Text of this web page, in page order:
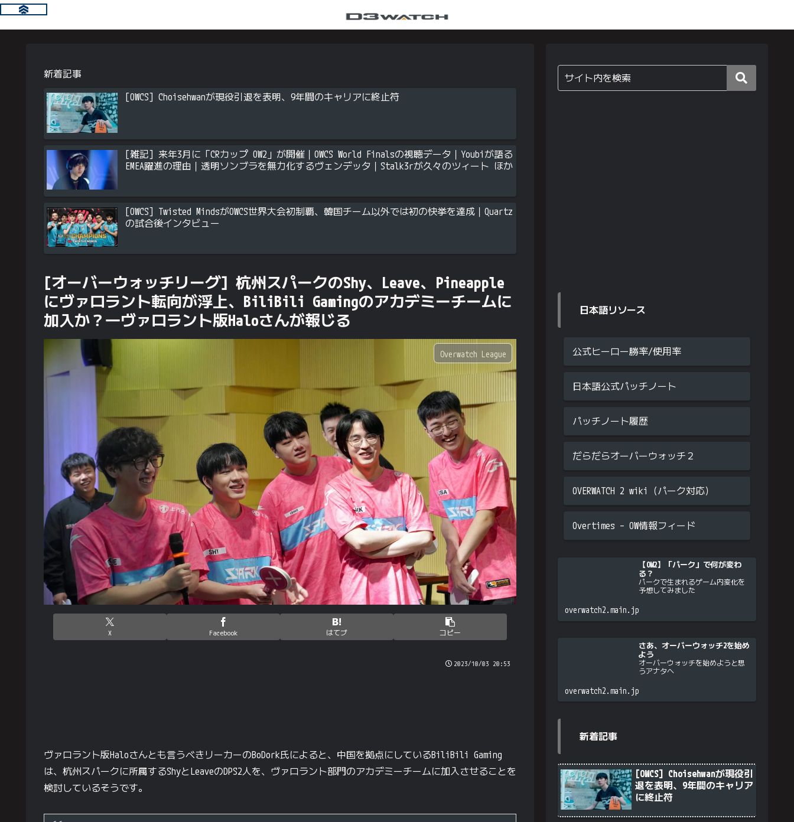
新着記事
[OWCS] Choisehwanが現役引退を表明、9年間のキャリアに終止符
[雑記] 来年3月に「CRカップ OW2」が開催｜OWCS World Finalsの視聴データ｜Youbiが語る
EMEA躍進の理由｜透明ソンブラを無力化するヴェンデッタ｜Stalk3rが久々のツィート ほか
[OWCS] Twisted MindsがOWCS世界大会初制覇、韓国チーム以外では初の快挙を達成｜Quartz
の試合後インタビュー
[オーバーウォッチリーグ] 杭州スパークのShy、Leave、Pineapple
にヴァロラント転向が浮上、BiliBili Gamingのアカデミーチームに
加入か？―ヴァロラント版Haloさんが報じる
Overwatch League
X Facebook はてブ コピー
2023/10/03 20:53
ヴァロラント版Haloさんとも言うべきリーカーのBoDork氏によると、中国を拠点にしているBiliBili Gaming
は、杭州スパークに所属するShyとLeaveのDPS2人を、ヴァロラント部門のアカデミーチームに加入させることを
検討しているそうです。
日本語リソース
公式ヒーロー勝率/使用率
日本語公式パッチノート
パッチノート履歴
だらだらオーバーウォッチ２
OVERWATCH 2 wiki（パーク対応）
Overtimes – OW情報フィード
【OW2】「パーク」で何が変わ
る？
パークで生まれるゲーム内変化を
予想してみました
overwatch2.main.jp
さあ、オーバーウォッチ2を始め
よう
オーバーウォッチを始めようと思
うアナタへ
overwatch2.main.jp
新着記事
[OWCS] Choisehwanが現役引
退を表明、9年間のキャリア
に終止符